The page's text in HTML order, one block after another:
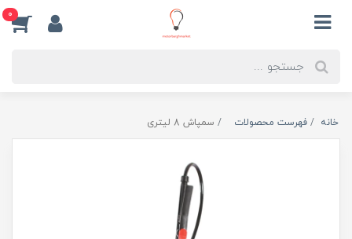
0
خانه فهرست محصولات سمپاش 8 لیتری